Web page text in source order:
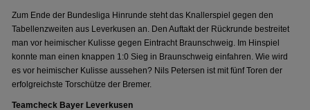
Zum Ende der Bundesliga Hinrunde steht das Knallerspiel gegen den
Tabellenzweiten aus Leverkusen an. Den Auftakt der Rückrunde bestreitet
man vor heimischer Kulisse gegen Eintracht Braunschweig. Im Hinspiel
konnte man einen knappen 1:0 Sieg in Braunschweig einfahren. Wie wird
es vor heimischer Kulisse aussehen? Nils Petersen ist mit fünf Toren der
erfolgreichste Torschütze der Bremer.
Teamcheck Bayer Leverkusen